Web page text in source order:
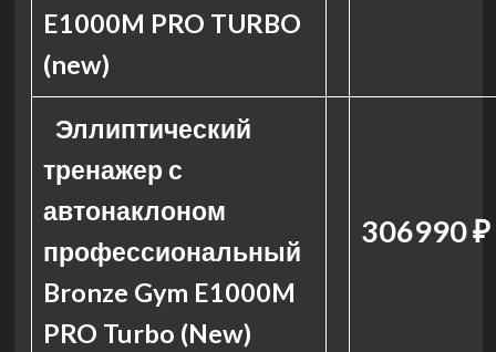
E1000M PRO TURBO
(new)
Эллиптический
тренажер с
автонаклоном
профессиональный
Bronze Gym E1000M
PRO Turbo (New)
306990 ₽